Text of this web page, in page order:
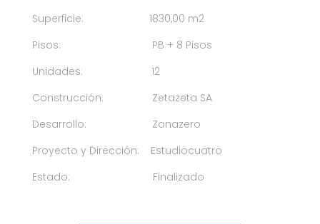
Superficie: 1830,00 m2
Pisos: PB + 8 Pisos
Unidades: 12
Construcción: Zetazeta SA
Desarrollo: Zonazero
Proyecto y Dirección: Estudiocuatro
Estado: Finalizado